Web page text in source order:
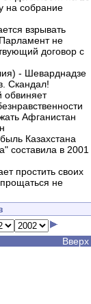
на собрание
взрывать
не
договор с
- Шеварднадзе
Скандал!
обвиняет
Афганистан
Казахстана
составила в 2001
простить своих
не
Вверх